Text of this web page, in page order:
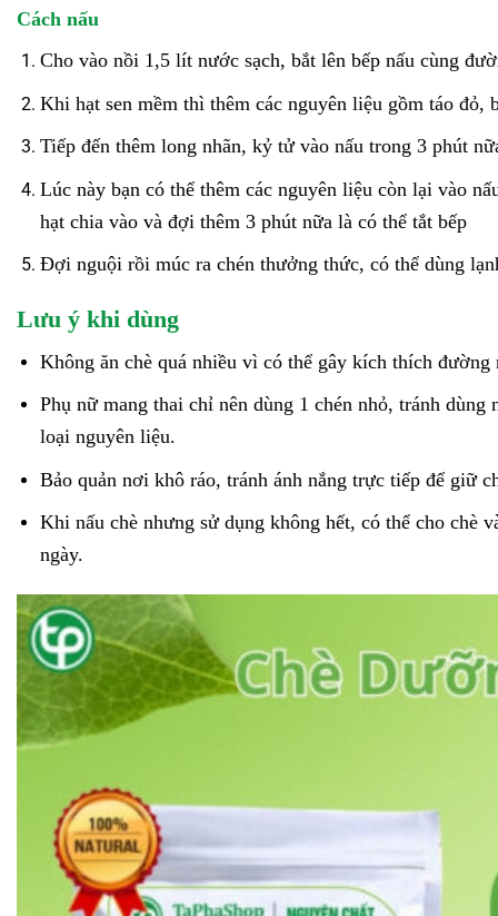
Cách nấu
Cho vào nồi 1,5 lít nước sạch, bắt lên bếp nấu cùng
Khi hạt sen mềm thì thêm các nguyên liệu gồm táo đỏ,
Tiếp đến thêm long nhãn, kỷ tử vào nấu trong 3 phút
Lúc này bạn có thể thêm các nguyên liệu còn lại vào
hạt chia vào và đợi thêm 3 phút nữa là có thể tắt bếp
Đợi nguội rồi múc ra chén thưởng thức, có thể dùng
Lưu ý khi dùng
Không ăn chè quá nhiều vì có thể gây kích thích
Phụ nữ mang thai chỉ nên dùng 1 chén nhỏ, tránh
loại nguyên liệu.
Bảo quản nơi khô ráo, tránh ánh nắng trực tiếp để giữ
Khi nấu chè nhưng sử dụng không hết, có thể cho chè
ngày.